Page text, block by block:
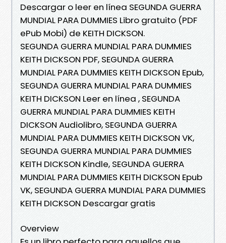
Descargar o leer en línea SEGUNDA GUERRA
MUNDIAL PARA DUMMIES Libro gratuito (PDF
ePub Mobi) de KEITH DICKSON.
SEGUNDA GUERRA MUNDIAL PARA DUMMIES
KEITH DICKSON PDF, SEGUNDA GUERRA
MUNDIAL PARA DUMMIES KEITH DICKSON Epub,
SEGUNDA GUERRA MUNDIAL PARA DUMMIES
KEITH DICKSON Leer en línea , SEGUNDA
GUERRA MUNDIAL PARA DUMMIES KEITH
DICKSON Audiolibro, SEGUNDA GUERRA
MUNDIAL PARA DUMMIES KEITH DICKSON VK,
SEGUNDA GUERRA MUNDIAL PARA DUMMIES
KEITH DICKSON Kindle, SEGUNDA GUERRA
MUNDIAL PARA DUMMIES KEITH DICKSON Epub
VK, SEGUNDA GUERRA MUNDIAL PARA DUMMIES
KEITH DICKSON Descargar gratis
Overview